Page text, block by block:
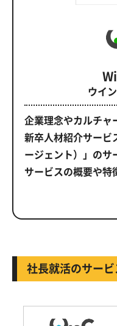
ウイ
企業理念やカルチャ
新卒人材紹介サービ
ージェント）」のサ
サービスの概要や特
社長就活のサービ